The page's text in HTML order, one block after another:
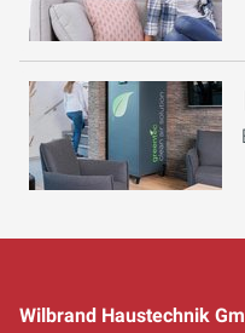
Wilbrand Haustechnik